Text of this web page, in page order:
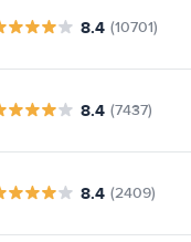
8.4 (10701)
8.4 (7437)
8.4 (2409)